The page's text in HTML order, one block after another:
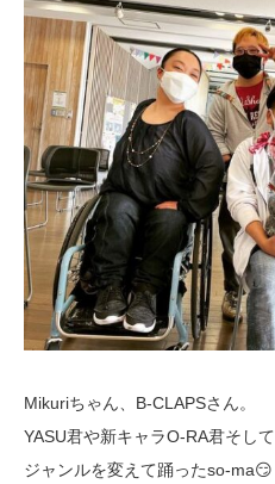
Mikuriちゃん、B-CLAPSさん。
YASU君や新キャラO-RA君そし
ジャンルを変えて踊ったso-ma😏